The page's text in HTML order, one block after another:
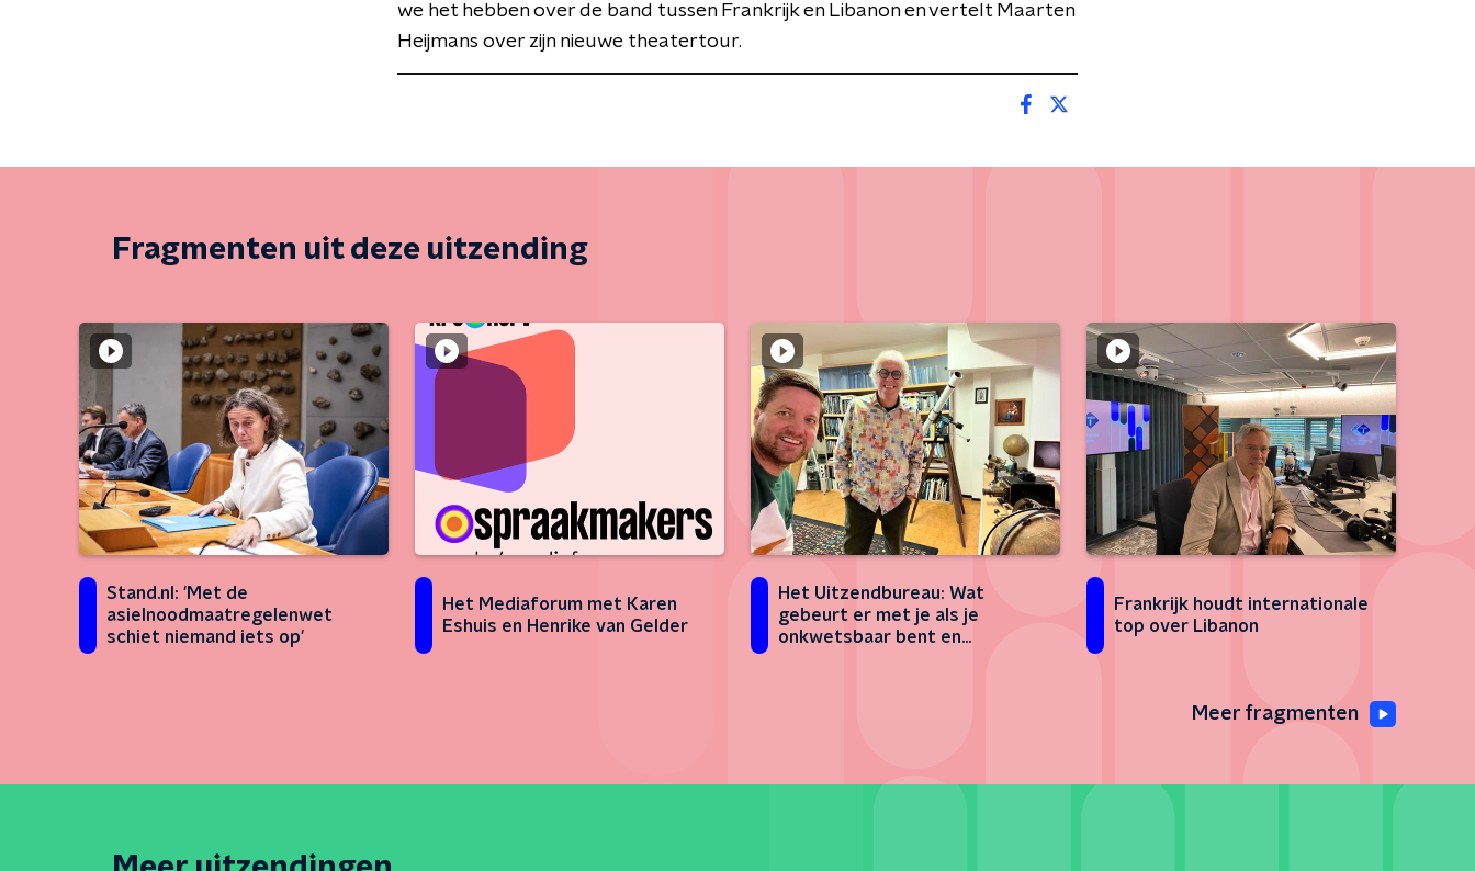
we het hebben over de band tussen Frankrijk en Libanon en vertelt Maarten
Heijmans over zijn nieuwe theatertour.
Fragmenten uit deze uitzending
Stand.nl: 'Met de
asielnoodmaatregelenwet
schiet niemand iets op'
Het Mediaforum met Karen
Eshuis en Henrike van Gelder
Het Uitzendbureau: Wat
gebeurt er met je als je
onkwetsbaar bent en
Frankrijk houdt internationale
top over Libanon
Meer fragmenten